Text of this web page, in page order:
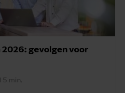
gevolgen voor
5 min.